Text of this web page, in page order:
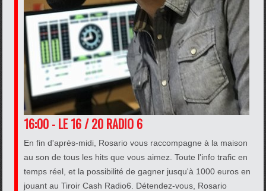
16:00 - LE 16 / 20 RADIO 6
En fin d'après-midi, Rosario vous raccompagne à la maison
au son de tous les hits que vous aimez. Toute l'info trafic en
temps réel, et la possibilité de gagner jusqu'à 1000 euros en
jouant au Tiroir Cash Radio6. Détendez-vous, Rosario